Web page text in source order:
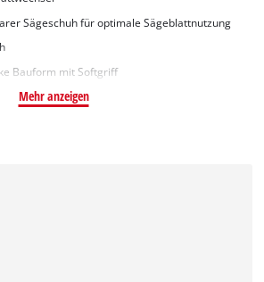
Sägeschuh für optimale Sägeblattnutzung
Bauform mit Softgriff
Mehr anzeigen